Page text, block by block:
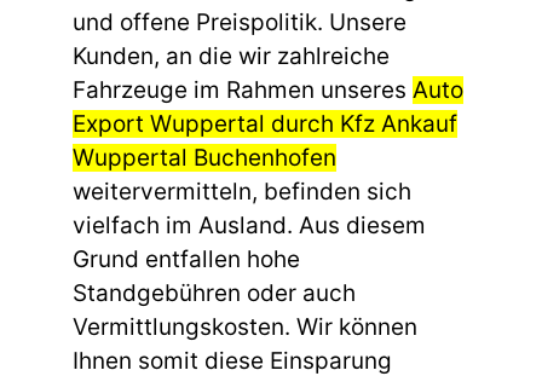
und offene Preispolitik. Unsere
Kunden, an die wir zahlreiche
Fahrzeuge im Rahmen unseres Auto
Export Wuppertal durch Kfz Ankauf
Wuppertal Buchenhofen
weitervermitteln, befinden sich
vielfach im Ausland. Aus diesem
Grund entfallen hohe
Standgebühren oder auch
Vermittlungskosten. Wir können
Ihnen somit diese Einsparung